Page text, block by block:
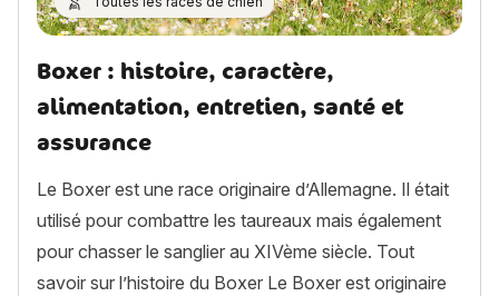
Boxer : histoire, caractère,
alimentation, entretien, santé et
assurance
Le Boxer est une race originaire d’Allemagne. Il était
utilisé pour combattre les taureaux mais également
pour chasser le sanglier au XIVème siècle. Tout
savoir sur l’histoire du Boxer Le Boxer est originaire